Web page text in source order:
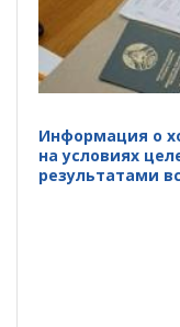
Информация о
на условиях
результатами